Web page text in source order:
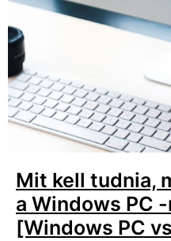
Mit kell tudnia,
a Windows PC
[Windows PC